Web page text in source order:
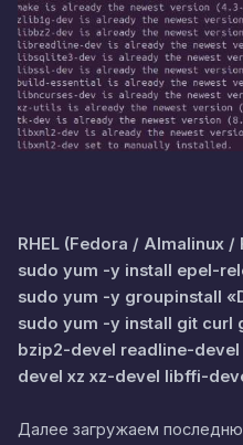
RHEL (Fedora / Almalinux /
sudo yum -y install epel-
sudo yum -y groupinstall
sudo yum -y install git curl
bzip2-devel readline-
devel xz xz-devel libffi-
Далее загружаем